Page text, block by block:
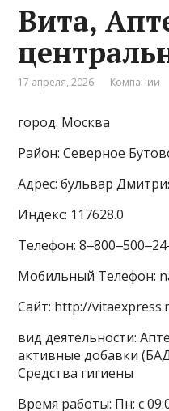
Вита,
17 апреля, 2026 Компании
город: Москва
Район: Северное
Адрес: бульвар
Индекс: 117628.0
Телефон:
Мобильный Телефон:
Сайт: http://
вид деятельности:
активные добавки
Средства гигиены
Время работы: Пн: с